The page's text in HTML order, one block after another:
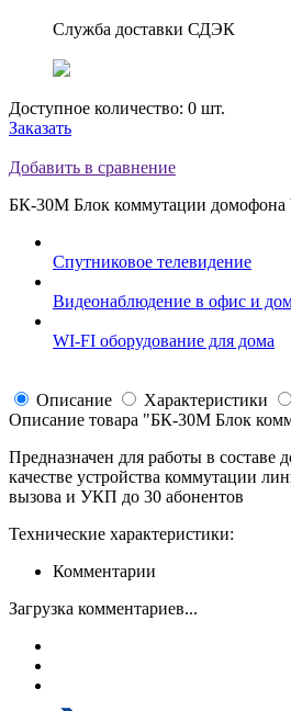
Служба доставки СДЭК
Доступное количество: 0 шт.
Заказать
Добавить в сравнение
БК-30М Блок коммутации домофона
Спутниковое телевидение
Видеонаблюдение в офис и
WI-FI оборудование для дома
Описание Характеристики
Описание товара "БК-30М Блок
Предназначен для работы в
качестве устройства коммутации
вызова и УКП до 30 абонентов
Технические характеристики:
Комментарии
Загрузка комментариев...